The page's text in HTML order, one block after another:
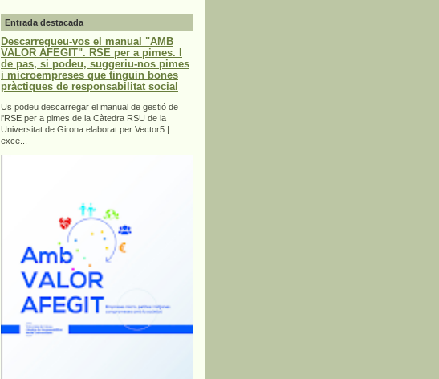
Entrada destacada
Descarregueu-vos el manual "AMB
VALOR AFEGIT". RSE per a pimes. I
de pas, si podeu, suggeriu-nos pimes
i microempreses que tinguin bones
pràctiques de responsabilitat social
Us podeu descarregar el manual de gestió de
l'RSE per a pimes de la Càtedra RSU de la
Universitat de Girona elaborat per Vector5 |
exce...